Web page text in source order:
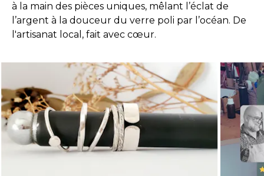
à la main des pièces uniques, mêlant l’éclat de
l’argent à la douceur du verre poli par l’océan. De
l'artisanat local, fait avec cœur.